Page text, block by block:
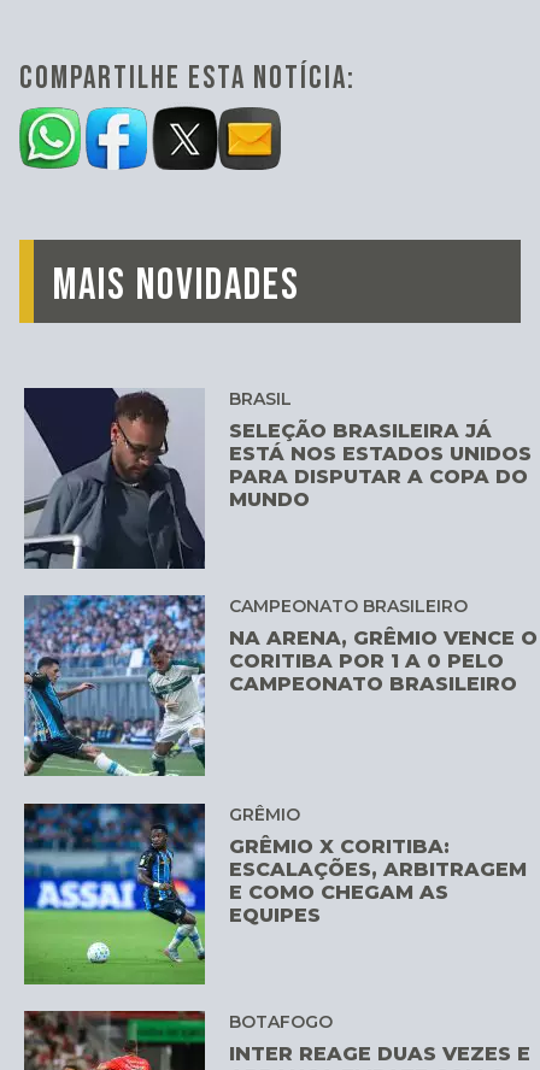
COMPARTILHE ESTA NOTÍCIA:
MAIS NOVIDADES
BRASIL
SELEÇÃO BRASILEIRA JÁ
ESTÁ NOS ESTADOS UNIDOS
PARA DISPUTAR A COPA DO
MUNDO
CAMPEONATO BRASILEIRO
NA ARENA, GRÊMIO VENCE O
CORITIBA POR 1 A 0 PELO
CAMPEONATO BRASILEIRO
GRÊMIO
GRÊMIO X CORITIBA:
ESCALAÇÕES, ARBITRAGEM
E COMO CHEGAM AS
EQUIPES
BOTAFOGO
INTER REAGE DUAS VEZES E